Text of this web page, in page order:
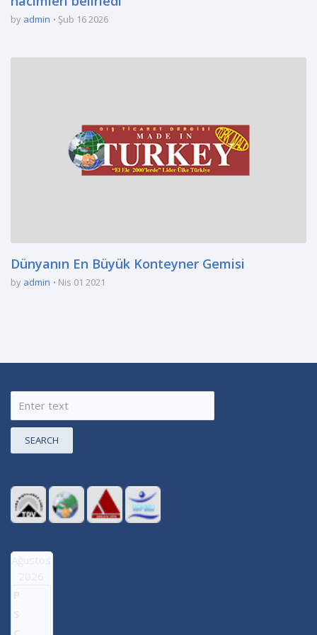
by admin Şub 16 2026
Dünyanın En Büyük Konteyner Gemisi
by admin Nis 01 2021
SEARCH
Ağustos
2026
P
S